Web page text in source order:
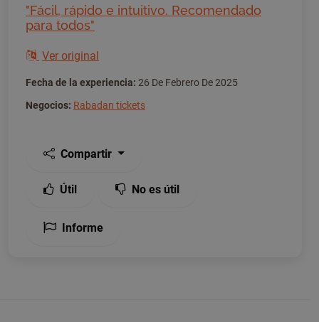
"Fácil, rápido e intuitivo. Recomendado
para todos"
Ver original
Fecha de la experiencia: 26 De Febrero De 2025
Negocios: Rabadan tickets
Compartir
Útil No es útil
Informe